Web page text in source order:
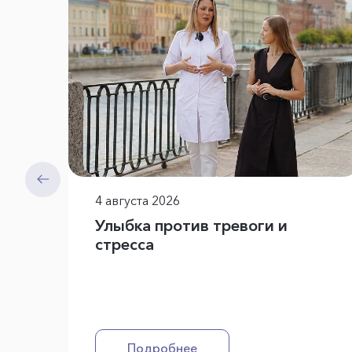
4 августа 2026
Улыбка против тревоги и
стресса
Подробнее